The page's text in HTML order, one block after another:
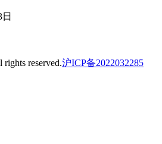
reserved.沪ICP备2022032285